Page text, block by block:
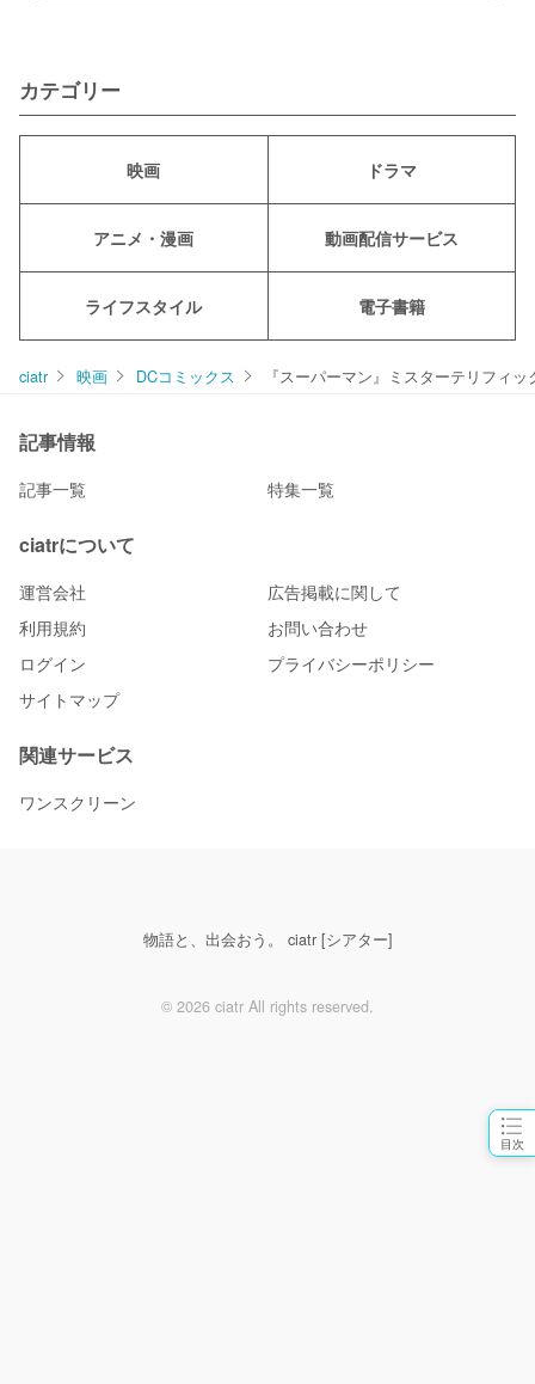
目次
カテゴリー
映画 ドラマ
アニメ・漫画 動画配信サービス
ライフスタイル 電子書籍
ciatr 映画 DCコミックス 『スーパーマン』ミスターテリフィ
記事情報
記事一覧 特集一覧
ciatrについて
運営会社
広告掲載に関して
利用規約
お問い合わせ
ログイン
プライバシーポリシー
サイトマップ
関連サービス
ワンスクリーン
物語と、出会おう。 ciatr [シアター]
© 2026 ciatr All rights reserved.